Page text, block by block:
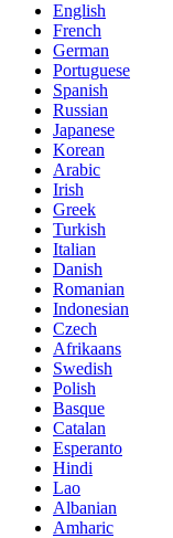
English
French
German
Portuguese
Spanish
Russian
Japanese
Korean
Arabic
Irish
Greek
Turkish
Italian
Danish
Romanian
Indonesian
Czech
Afrikaans
Swedish
Polish
Basque
Catalan
Esperanto
Hindi
Lao
Albanian
Amharic